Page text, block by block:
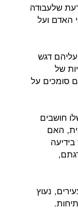
שלעבודה
האדם ועל
דגש
של
סומכים על
חושבים
האם
נעוץ